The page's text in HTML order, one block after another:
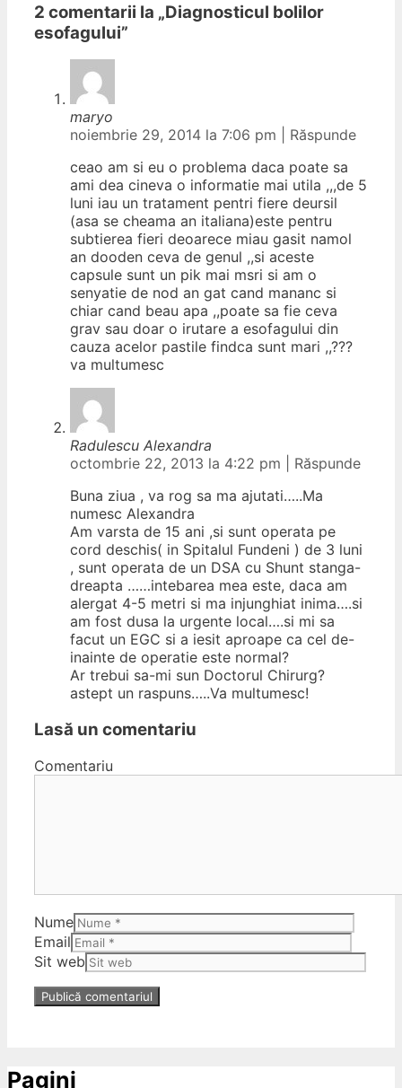
2 comentarii la „Diagnosticul bolilor
esofagului”
maryo
noiembrie 29, 2014 la 7:06 pm
Răspunde
ceao am si eu o problema daca poate sa
ami dea cineva o informatie mai utila ,,,de 5
luni iau un tratament pentri fiere deursil
(asa se cheama an italiana)este pentru
subtierea fieri deoarece miau gasit namol
an dooden ceva de genul ,,si aceste
capsule sunt un pik mai msri si am o
senyatie de nod an gat cand mananc si
chiar cand beau apa ,,poate sa fie ceva
grav sau doar o irutare a esofagului din
cauza acelor pastile findca sunt mari ,,???
va multumesc
Radulescu Alexandra
octombrie 22, 2013 la 4:22 pm
Răspunde
Buna ziua , va rog sa ma ajutati…..Ma
numesc Alexandra
Am varsta de 15 ani ,si sunt operata pe
cord deschis( in Spitalul Fundeni ) de 3 luni
, sunt operata de un DSA cu Shunt stanga-
dreapta ……intebarea mea este, daca am
alergat 4-5 metri si ma injunghiat inima….si
am fost dusa la urgente local….si mi sa
facut un EGC si a iesit aproape ca cel de-
inainte de operatie este normal?
Ar trebui sa-mi sun Doctorul Chirurg?
astept un raspuns…..Va multumesc!
Lasă un comentariu
Comentariu
Nume
Email
Sit web
Pagini